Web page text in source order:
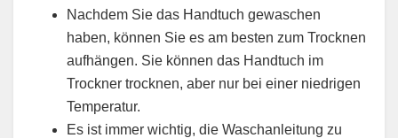
Nachdem Sie das Handtuch gewaschen
haben, können Sie es am besten zum Trocknen
aufhängen. Sie können das Handtuch im
Trockner trocknen, aber nur bei einer niedrigen
Temperatur.
Es ist immer wichtig, die Waschanleitung zu